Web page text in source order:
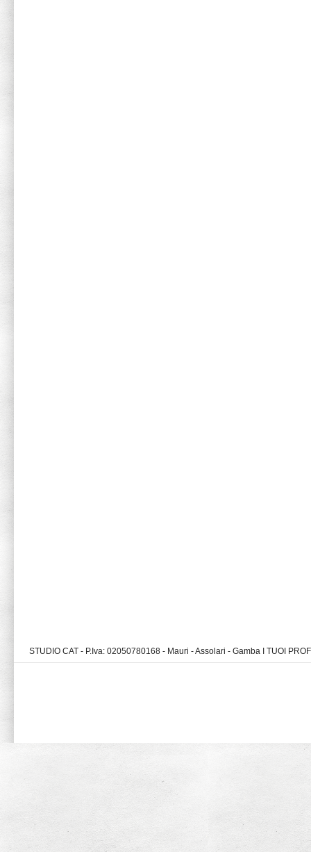
STUDIO CAT - P.Iva: 02050780168 - Mauri - Assolari - Gamba I TUOI